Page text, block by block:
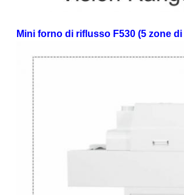
Mini forno di riflusso F530 (5 zone